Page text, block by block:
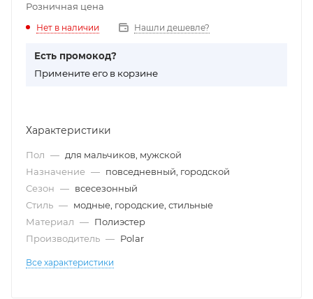
Розничная цена
Нет в наличии Нашли дешевле?
Есть промокод?
Примените его в корзине
Характеристики
Пол — для мальчиков, мужской
Назначение — повседневный, городской
Сезон — всесезонный
Стиль — модные, городские, стильные
Материал — Полиэстер
Производитель — Polar
Все характеристики